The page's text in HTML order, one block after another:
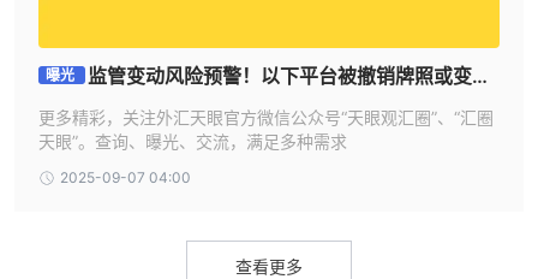
e投睿允许您使用与存款相同的付款方式提取资金。
取款
最低取款金额为30美元，美元投资账户有5美元的取款手续费，
而英镑和欧元免费账户。
取款通常会在一个工作日内
e投睿还有一个政策，尽可能将资金退还到用于存款的原始付款方
曝光
监管变动风险预警！以下平台被撤销牌照或变更
监管信息
更多精彩，关注外汇天眼官方微信公众号“天眼观汇圈”、“汇圈
天眼”。查询、曝光、交流，满足多种需求
2025-09-07 04:00
查看更多